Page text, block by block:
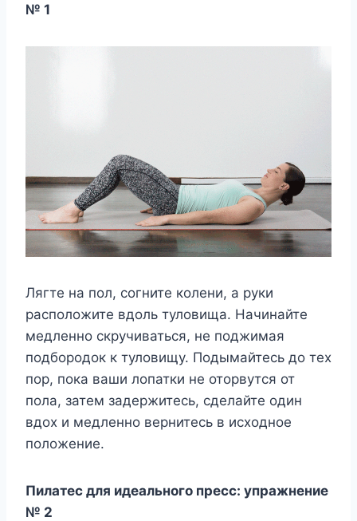
№ 1
Лягте на пол, согните колени, а руки
расположите вдоль туловища. Начинайте
медленно скручиваться, не поджимая
подбородок к туловищу. Подымайтесь до тех
пор, пока ваши лопатки не оторвутся от
пола, затем задержитесь, сделайте один
вдох и медленно вернитесь в исходное
положение.
Пилатес для идеального пресс: упражнение
№ 2